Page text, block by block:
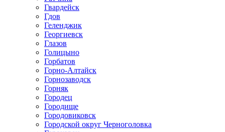
Гвардейск
Гдов
Геленджик
Георгиевск
Глазов
Голицыно
Горбатов
Горно-Алтайск
Горнозаводск
Горняк
Городец
Городище
Городовиковск
Городской округ Черноголовка